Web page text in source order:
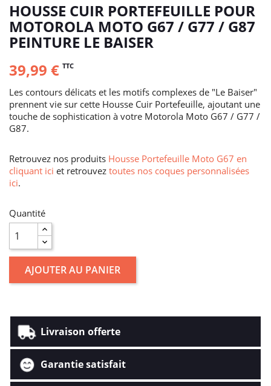
HOUSSE CUIR PORTEFEUILLE POUR
MOTOROLA MOTO G67 / G77 / G87
PEINTURE LE BAISER
39,99 € TTC
Les contours délicats et les motifs complexes de "Le Baiser"
prennent vie sur cette Housse Cuir Portefeuille, ajoutant une
touche de sophistication à votre Motorola Moto G67 / G77 /
G87.
Retrouvez nos produits Housse Portefeuille Moto G67 en
cliquant ici et retrouvez toutes nos coques personnalisées
ici.
Quantité
AJOUTER AU PANIER
Livraison offerte
Garantie satisfait